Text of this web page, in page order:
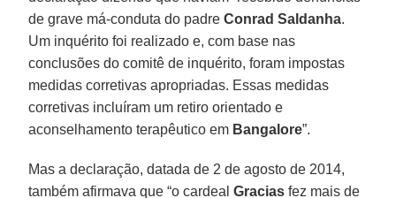
de grave má-conduta do padreConrad Saldanha.
Um inquérito foi realizado e, com base nas
conclusões do comitê de inquérito, foram impostas
medidas corretivas apropriadas. Essas medidas
corretivas incluíram um retiro orientado e
aconselhamento terapêutico em Bangalore”.
Mas a declaração, datada de 2 de agosto de 2014,
também afirmava que “o cardealGracias fez mais de